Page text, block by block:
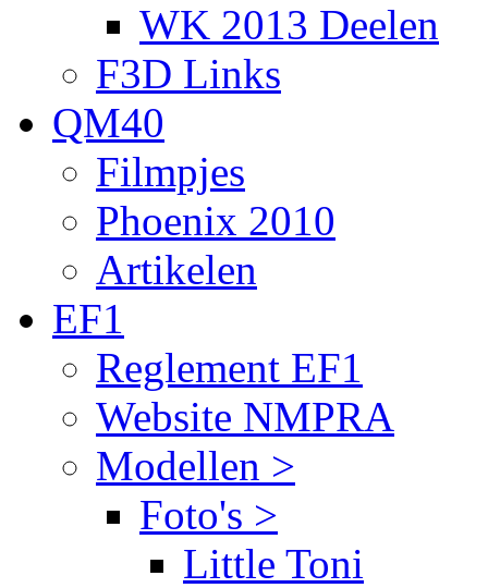
WK 2013 Deelen
F3D Links
QM40
Filmpjes
Phoenix 2010
Artikelen
EF1
Reglement EF1
Website NMPRA
Modellen >
Foto's >
Little Toni